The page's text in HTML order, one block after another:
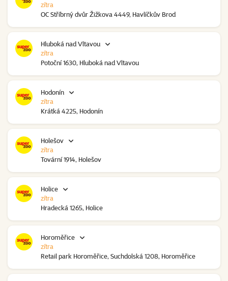
OC Stříbrný dvůr Žižkova 4449, Havlíčkův Brod
zítra
Hluboká nad Vltavou
Potoční 1630, Hluboká nad Vltavou
zítra
Hodonín
Krátká 4225, Hodonín
zítra
Holešov
Tovární 1914, Holešov
zítra
Holice
Hradecká 1265, Holice
zítra
Horoměřice
Retail park Horoměřice, Suchdolská 1208, Horoměřice
zítra